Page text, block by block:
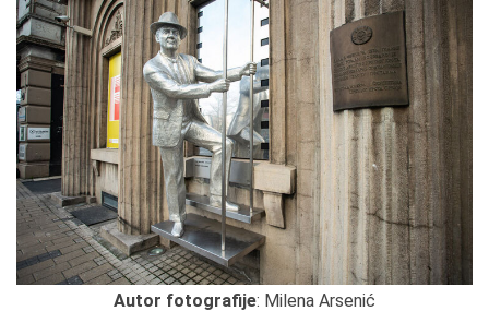
Autor fotografije: Milena Arsenić